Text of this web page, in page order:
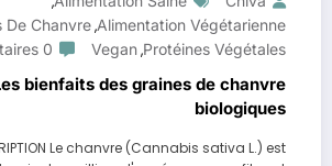
Alimentation Végétarienne
,
De Chanvre
Protéines Végétales
,
Vegan
0 Commentaires
bienfaits des graines de chanvre
biologiques
Le chanvre (Cannabis sativa L.) est